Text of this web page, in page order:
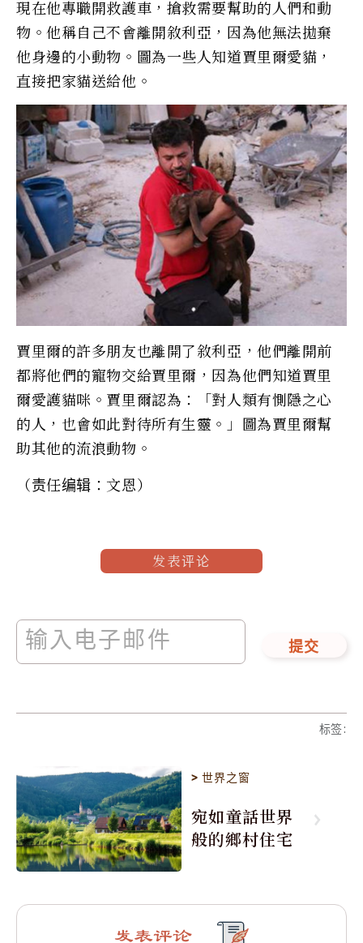
現在他專職開救護車，搶救需要幫助的人們和動
物。他稱自己不會離開敘利亞，因為他無法拋棄
他身邊的小動物。圖為一些人知道賈里爾愛貓，
直接把家貓送給他。
賈里爾的許多朋友也離開了敘利亞，他們離開前
都將他們的寵物交給賈里爾，因為他們知道賈里
爾愛護貓咪。賈里爾認為：「對人類有惻隱之心
的人，也會如此對待所有生靈。」圖為賈里爾幫
助其他的流浪動物。
（责任编辑：文恩）
发表评论
提交
标签:
>世界之窗
宛如童話世界
般的鄉村住宅
发表评论